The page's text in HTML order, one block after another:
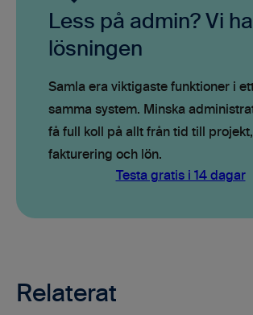
Less på admin? Vi
lösningen
Samla era viktigaste funktioner i
samma system. Minska
få full koll på allt från tid till projekt,
fakturering och lön.
Testa gratis i 14 dagar
Relaterat